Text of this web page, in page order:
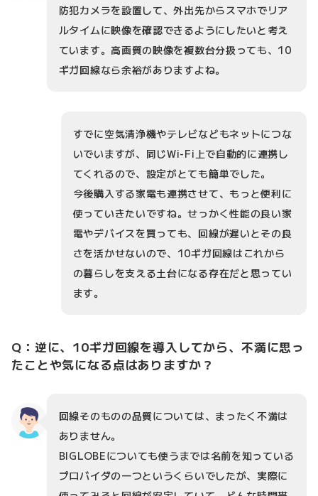
防犯カメラを設置して、外出先からスマホでリア
ルタイムに映像を確認できるようにしたいと考え
ています。高画質の映像を複数台分扱っても、10
ギガ回線なら余裕がありますよね。
すでに空気清浄機やテレビなどもネットにつな
いでいますが、同じWi-Fi上で自動的に連携し
てくれるので、設定がとても簡単でした。
今後購入する家電も連携させて、もっと便利に
使っていきたいですね。せっかく性能の良い家
電やデバイスを買っても、回線が遅いとその良
さを活かせないので、10ギガ回線はこれから
の暮らしを支える土台になる存在だと思ってい
ます。
Q：逆に、10ギガ回線を導入してから、不満に思っ
たことや気になる点はありますか？
回線そのものの品質については、まったく不満は
ありません。
BIGLOBEについても使うまでは名前を知っている
プロバイダの一つというくらいでしたが、実際に